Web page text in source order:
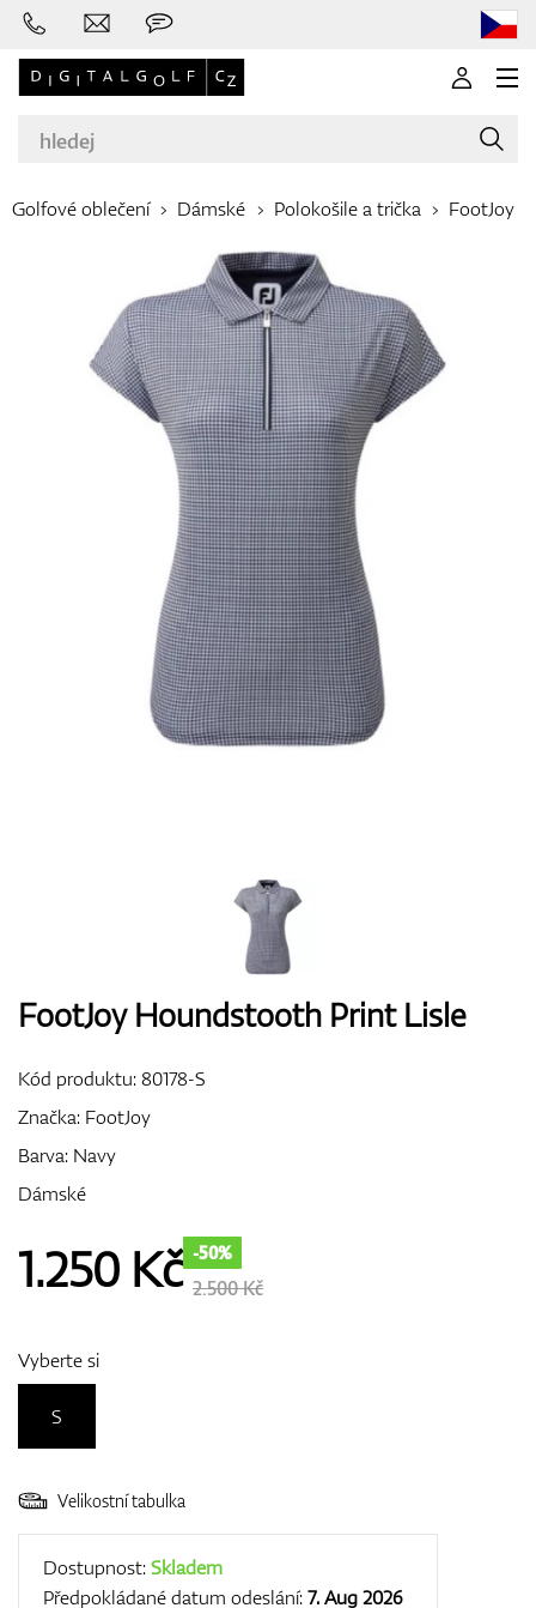
Značky
Golfové hole
Oblečení
Boty
Rukavice
Bagy
Doplňky
Golfové oblečení Dámské Polokošile a trička FootJoy
FootJoy Houndstooth Print Lisle
Kód produktu:80178-S
Značka: FootJoy
Barva: Navy
Dámské
1.250 Kč -50%
2.500 Kč
Vyberte si
S
Velikostní tabulka
Dostupnost:Skladem
Předpokládané datum odeslání:7. Aug 2026